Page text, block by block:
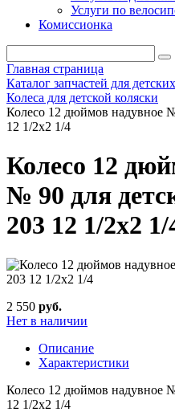
Услуги по
Комиссионка
Главная страница
Каталог запчастей для
Колеса для детской коляски
Колесо 12 дюймов надувное
12 1/2х2 1/4
Колесо 12
№ 90 для
203 12 1/2х2 1/
2 550 руб.
Нет в наличии
Описание
Характеристики
Колесо 12 дюймов надувное
12 1/2х2 1/4